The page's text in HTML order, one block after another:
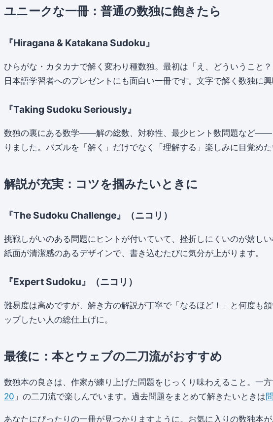
ユニークな一冊：普通の数独に飽きたら
『Hiragana & Katakana Sudoku』
ひらがな・カタカナで解く変わり種数独。最初は「え、どういうこと
日本語学習者へのプレゼントにも面白い一冊です。文字で解く数独に
『Taking Sudoku Seriously』
数独の裏にある数学——解の総数、対称性、最少ヒント数問題など——
りました。パズルを「解く」だけでなく「理解する」楽しみに目覚めた
解説が充実：コツを掴みたいときに
『The Sudoku Challenge』（ニコリ）
挑戦しがいのある問題にヒントが付いていて、挫折しにくいのが嬉し
紙面が清潔感のあるデザインで、書き込むたびに気分が上がります。
『Expert Sudoku』（ニコリ）
難易度は高めですが、解き方の解説が丁寧で「なるほど！」と何度も
ップしたい人の総仕上げに。
最後に：本とウェブの二刀流がおすすめ
数独本の良さは、作家が練り上げた問題をじっくり味わえること。一
20 」の二刀流で楽しんでいます。過去問題をまとめて解きたいときは
あなたにぴったりの一冊が見つかりますように。お気に入りの数独本